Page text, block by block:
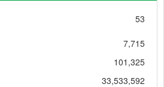
53
7,715
101,325
33,533,592